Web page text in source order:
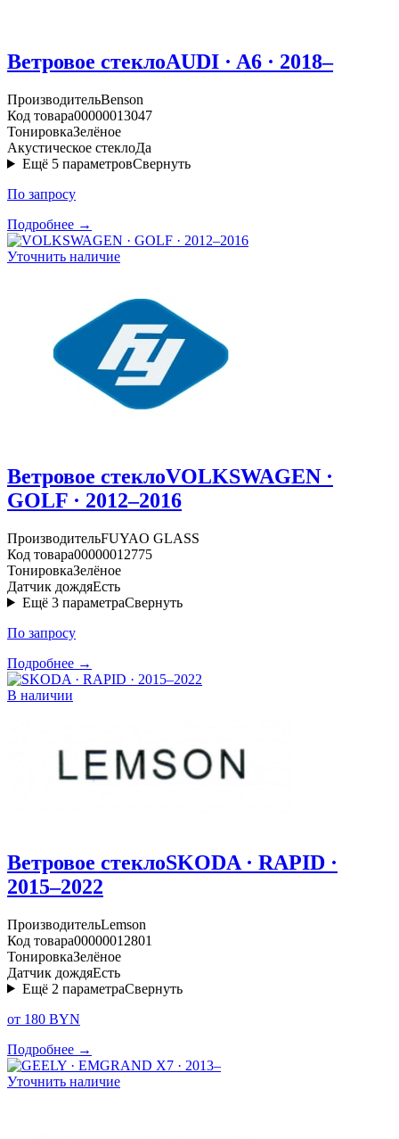
Ветровое стеклоAUDI · A6 · 2018–
ПроизводительBenson
Код товара00000013047
ТонировкаЗелёное
Акустическое стеклоДа
Ещё 5 параметровСвернуть
По запросу
Подробнее →
Уточнить наличие
Ветровое стеклоVOLKSWAGEN ·
GOLF · 2012–2016
ПроизводительFUYAO GLASS
Код товара00000012775
ТонировкаЗелёное
Датчик дождяЕсть
Ещё 3 параметраСвернуть
По запросу
Подробнее →
В наличии
Ветровое стеклоSKODA · RAPID ·
2015–2022
ПроизводительLemson
Код товара00000012801
ТонировкаЗелёное
Датчик дождяЕсть
Ещё 2 параметраСвернуть
от 180 BYN
Подробнее →
Уточнить наличие